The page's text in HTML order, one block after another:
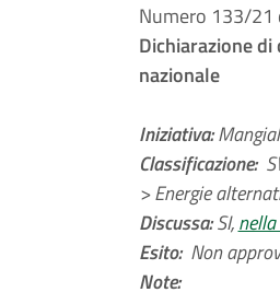
Numero 133/
Dichiarazione
nazionale
Iniziativa:
Classificazione:
> Energie
Discussa:SI,
Esito: Non
Note: